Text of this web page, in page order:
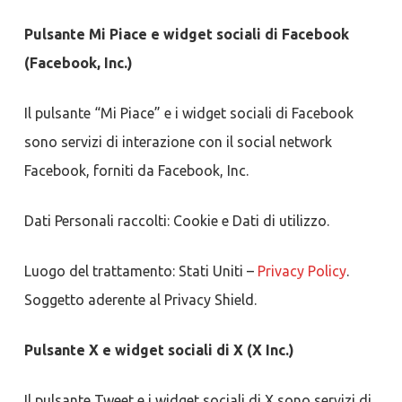
Pulsante Mi Piace e widget sociali di Facebook
(Facebook, Inc.)
Il pulsante “Mi Piace” e i widget sociali di Facebook
sono servizi di interazione con il social network
Facebook, forniti da Facebook, Inc.
Dati Personali raccolti: Cookie e Dati di utilizzo.
Luogo del trattamento: Stati Uniti –Privacy Policy.
Soggetto aderente al Privacy Shield.
Pulsante X e widget sociali di X (X Inc.)